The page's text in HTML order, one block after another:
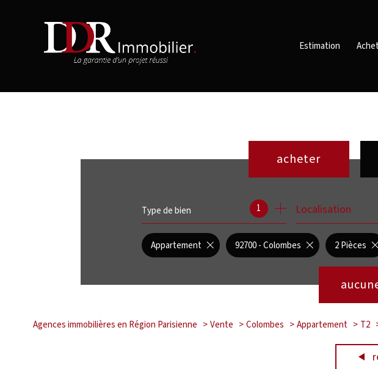
Estimation
acheter
de l'ancien
de l'immo pro
Type de bien 1 Localisation
Appartement 92700 - Colombes 2 Pièces
Agences immobilières en Région Parisienne Vente Colombes Appartement T2